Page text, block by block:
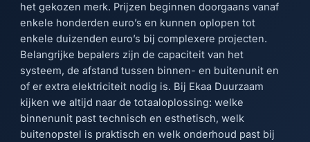
het gekozen merk. Prijzen beginnen doorgaans vanaf
enkele honderden euro’s en kunnen oplopen tot
enkele duizenden euro’s bij complexere projecten.
Belangrijke bepalers zijn de capaciteit van het
systeem, de afstand tussen binnen- en buitenunit en
of er extra elektriciteit nodig is. Bij Ekaa Duurzaam
kijken we altijd naar de totaaloplossing: welke
binnenunit past technisch en esthetisch, welk
buitenopstel is praktisch en welk onderhoud past bij